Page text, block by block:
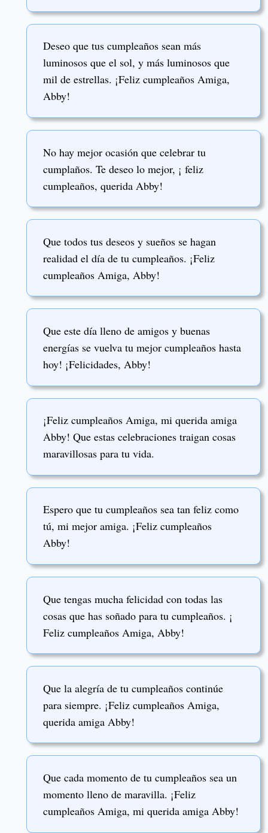
Deseo que tus cumpleaños sean más
luminosos que el sol, y más luminosos que
mil de estrellas. ¡Feliz cumpleaños Amiga,
Abby!
No hay mejor ocasión que celebrar tu
cumplaños. Te deseo lo mejor, ¡ feliz
cumpleaños, querida Abby!
Que todos tus deseos y sueños se hagan
realidad el día de tu cumpleaños. ¡Feliz
cumpleaños Amiga, Abby!
Que este día lleno de amigos y buenas
energías se vuelva tu mejor cumpleaños hasta
hoy! ¡Felicidades, Abby!
¡Feliz cumpleaños Amiga, mi querida amiga
Abby! Que estas celebraciones traigan cosas
maravillosas para tu vida.
Espero que tu cumpleaños sea tan feliz como
tú, mi mejor amiga. ¡Feliz cumpleaños
Abby!
Que tengas mucha felicidad con todas las
cosas que has soñado para tu cumpleaños. ¡
Feliz cumpleaños Amiga, Abby!
Que la alegría de tu cumpleaños continúe
para siempre. ¡Feliz cumpleaños Amiga,
querida amiga Abby!
Que cada momento de tu cumpleaños sea un
momento lleno de maravilla. ¡Feliz
cumpleaños Amiga, mi querida amiga Abby!